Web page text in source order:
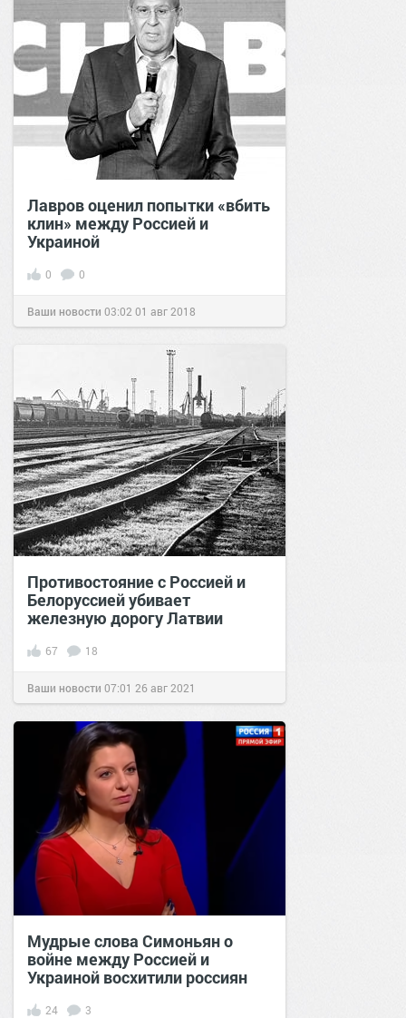
Лавров оценил попытки «вбить
клин» между Россией и
Украиной
0 0
Ваши новости 03:02 01 авг 2018
Противостояние с Россией и
Белоруссией убивает
железную дорогу Латвии
67 18
Ваши новости 07:01 26 авг 2021
Мудрые слова Симоньян о
войне между Россией и
Украиной восхитили россиян
24 3